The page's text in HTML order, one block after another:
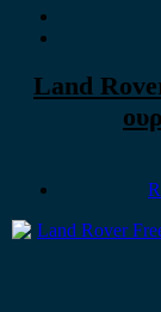
Land